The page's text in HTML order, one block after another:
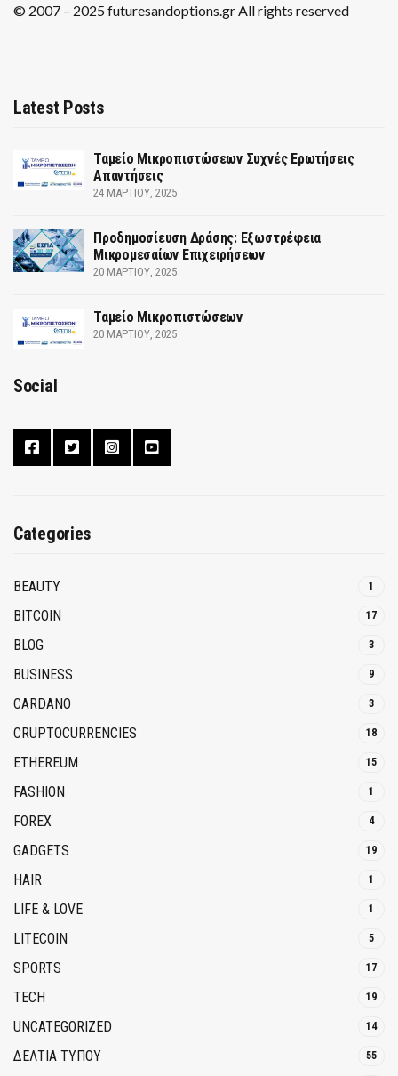
© 2007 – 2025 futuresandoptions.gr All rights reserved
Latest Posts
Ταμείο Μικροπιστώσεων Συχνές Ερωτήσεις
Απαντήσεις
24 ΜΑΡΤΊΟΥ, 2025
Προδημοσίευση Δράσης: Εξωστρέφεια
Μικρομεσαίων Επιχειρήσεων
20 ΜΑΡΤΊΟΥ, 2025
Ταμείο Μικροπιστώσεων
20 ΜΑΡΤΊΟΥ, 2025
Social
Categories
BEAUTY 1
BITCOIN 17
BLOG 3
BUSINESS 9
CARDANO 3
CRUPTOCURRENCIES 18
ETHEREUM 15
FASHION 1
FOREX 4
GADGETS 19
HAIR 1
LIFE & LOVE 1
LITECOIN 5
SPORTS 17
TECH 19
UNCATEGORIZED 14
ΔΕΛΤΙΑ ΤΥΠΟΥ 55